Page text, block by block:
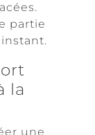
partie
la
une